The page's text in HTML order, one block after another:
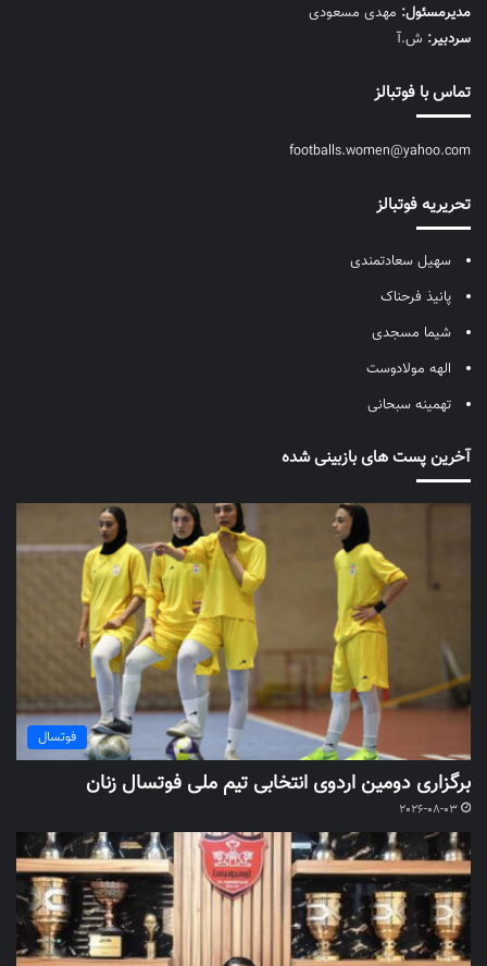
مديرمسئول: مهدی مسعودی
سردبیر: ش.آ
تماس با فوتبالز
footballs.women@yahoo.com
تحریریه فوتبالز
سهیل سعادتمندی
پانیذ فرحناک
شیما مسجدی
الهه مولادوست
تهمینه سبحانی
آخرین پست های بازبینی شده
فوتسال
برگزاری دومین اردوی انتخابی تیم ملی فوتسال زنان
2026-08-03